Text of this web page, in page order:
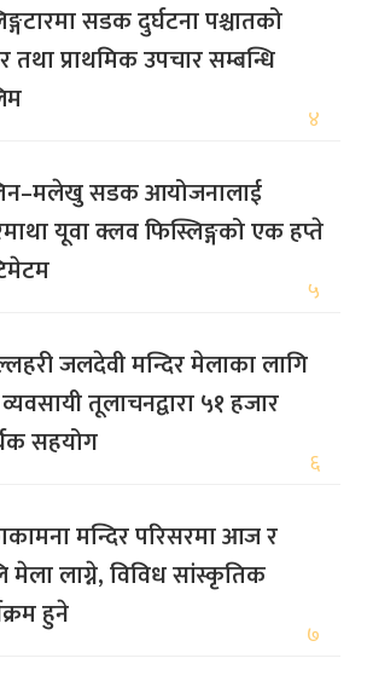
सडक दुर्घटना पश्चातको
तथा प्राथमिक उपचार सम्बन्धि
४
सडक आयोजनालाई
यूवा क्लव फिस्लिङ्गको एक हप्ते
५
जलदेवी मन्दिर मेलाका लागि
तूलाचनद्वारा ५१ हजार
सहयोग
६
मन्दिर परिसरमा आज र
मेला लाग्ने, विविध सांस्कृतिक
हुने
७